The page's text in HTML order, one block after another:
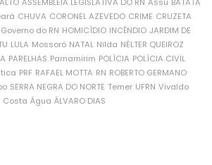
CHUVA CORONEL AZEVEDO CRIME CRUZETA
Governo do RN HOMICÍDIO INCÊNDIO JARDIM DE
LULA Mossoró NATAL Nilda NÉLTER QUEIROZ
PARELHAS Parnamirim POLÍCIA POLÍCIA CIVIL
PRF RAFAEL MOTTA RN ROBERTO GERMANO
SERRA NEGRA DO NORTE Temer UFRN Vivaldo
Costa Água ÁLVARO DIAS